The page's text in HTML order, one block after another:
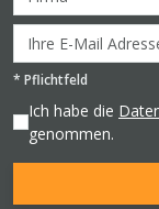
* Pflichtfeld
Ich habe die
genommen.